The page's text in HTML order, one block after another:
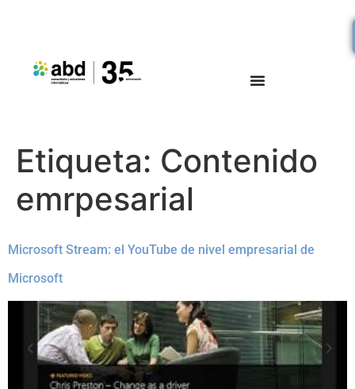
Etiqueta: Contenido
emrpesarial
Microsoft Stream: el YouTube de nivel empresarial de
Microsoft